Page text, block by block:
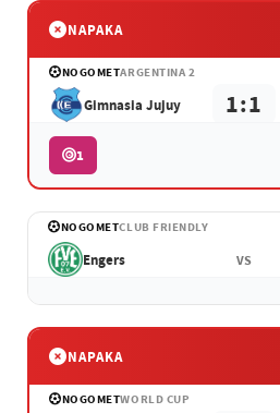
NAPAKA
NOGOMETARGENTINA 2
Gimnasia Jujuy 1:1
1
NOGOMETCLUB FRIENDLY
Engers VS
NAPAKA
NOGOMETWORLD CUP